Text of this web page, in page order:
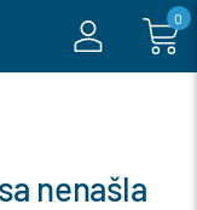
0
nenašla